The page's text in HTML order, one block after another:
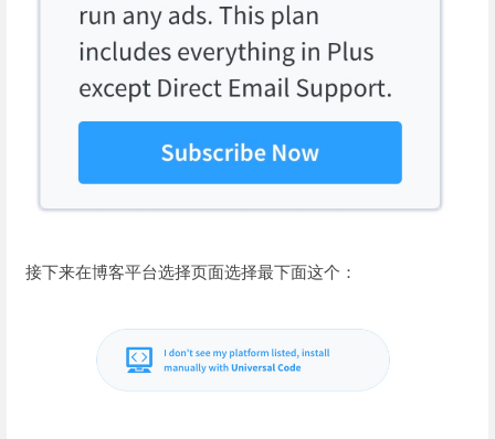
接下来在博客平台选择页面选择最下面这个：